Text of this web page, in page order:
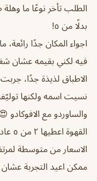
بدلًا من ٥!
اجواء المكان جدًا رائعة،
فيه لكني بقيمه عشان
الاطباق لذيذة جدًا،
نسيت اسمه ولكنها
والساوردو مع الافوكادو
القهوة اعطيها ٢ من ٥ عادية نوعًا ما توقعت الأفضل.
الاسعار من متوسطة
ممكن اعيد التجربة عشان